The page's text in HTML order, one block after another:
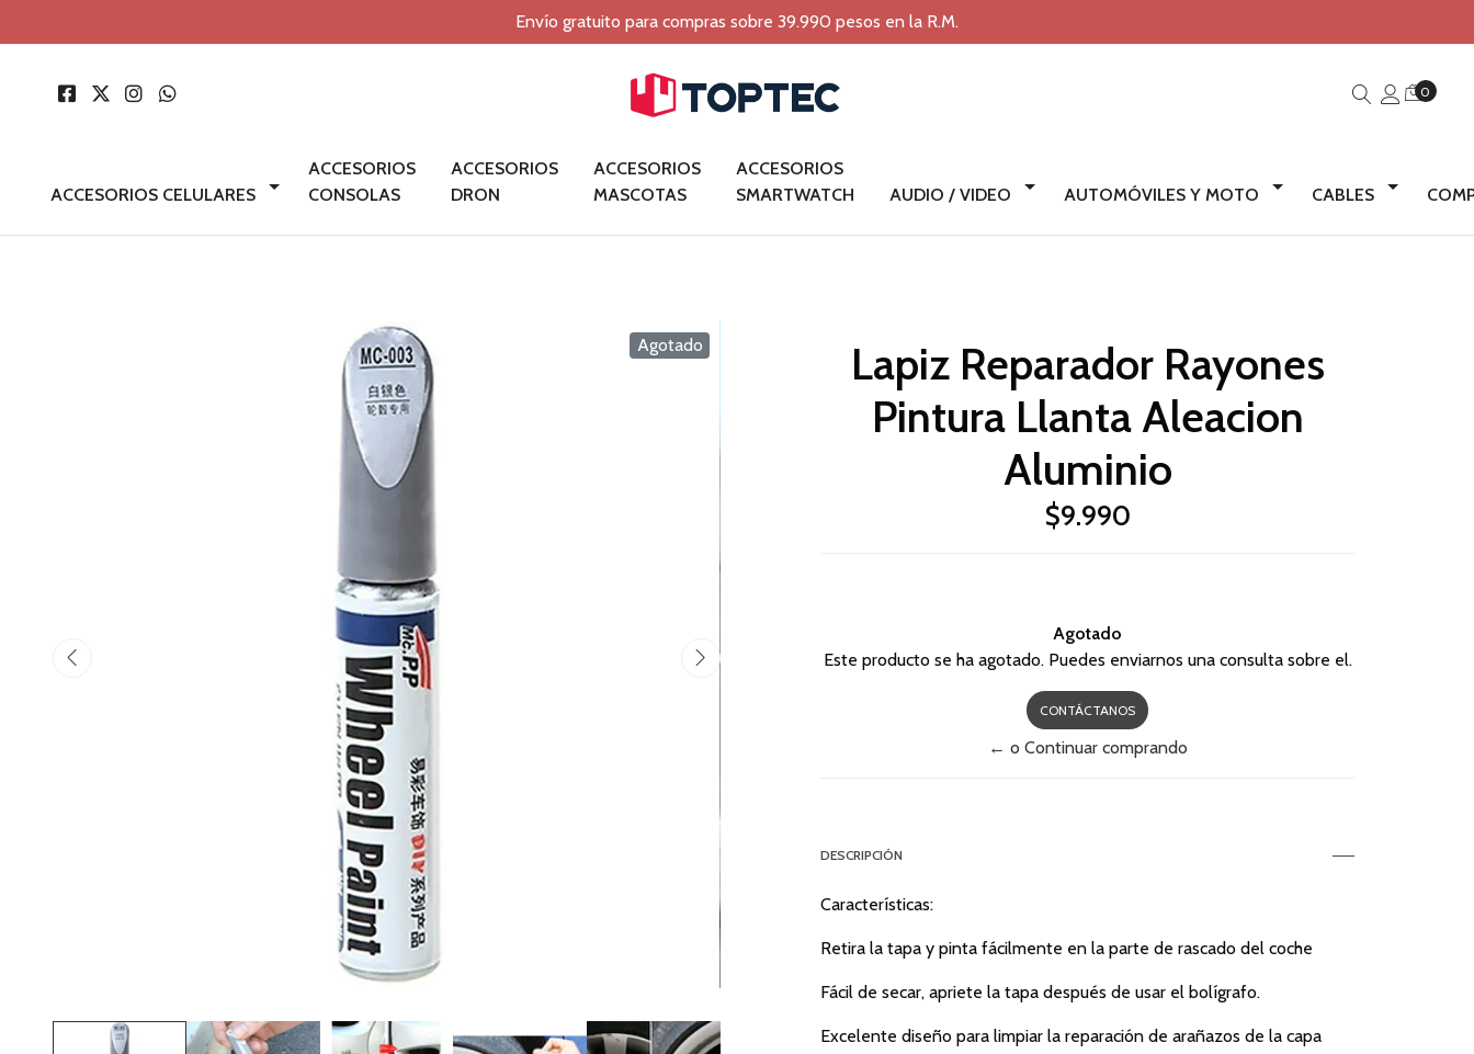
Envío gratuito para compras sobre 39.990 pesos en la R.M.
0
ACCESORIOS CELULARES
ACCESORIOS
CONSOLAS
ACCESORIOS
DRON
ACCESORIOS
MASCOTAS
ACCESORIOS
SMARTWATCH
AUDIO / VIDEO AUTOMÓVILES Y MOTO CABLES
Agotado
Lapiz Reparador Rayones
Pintura Llanta Aleacion
Aluminio
$9.990
Agotado
Este producto se ha agotado. Puedes enviarnos una consulta sobre el.
CONTÁCTANOS
← o Continuar comprando
DESCRIPCIÓN
Características:
Retira la tapa y pinta fácilmente en la parte de rascado del coche
Fácil de secar, apriete la tapa después de usar el bolígrafo.
Excelente diseño para limpiar la reparación de arañazos de la capa